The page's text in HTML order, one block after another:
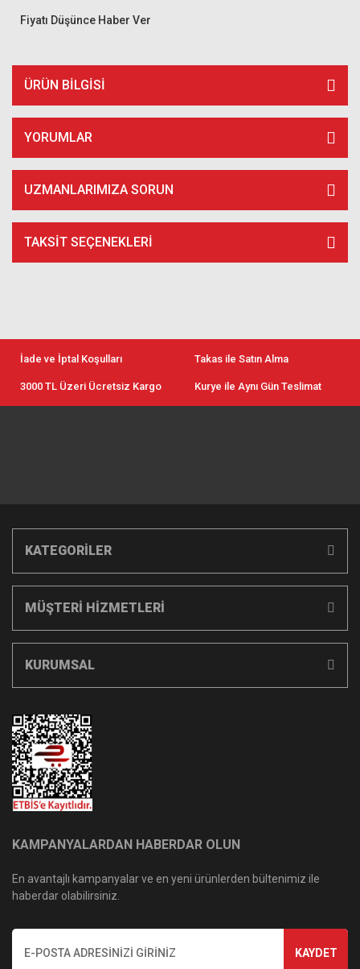
Fiyatı Düşünce Haber Ver
ÜRÜN BILGISI
YORUMLAR
UZMANLARIMIZA SORUN
TAKSIT SEÇENEKLERI
İade ve İptal Koşulları Takas ile Satın Alma
3000 TL Üzeri Ücretsiz Kargo Kurye ile Aynı Gün Teslimat
KATEGORİLER
MÜŞTERİ HİZMETLERİ
KURUMSAL
KAMPANYALARDAN HABERDAR OLUN
En avantajlı kampanyalar ve en yeni ürünlerden bültenimiz ile
haberdar olabilirsiniz.
KAYDET